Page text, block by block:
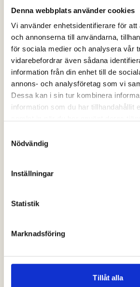
Denna webbplats använder cookies
Vi använder enhetsidentifierare för att
och annonserna till användarna,
för sociala medier och analysera vår
vidarebefordrar även sådana
information från din enhet till de
annons- och analysföretag som vi
Dessa kan i sin tur kombinera
information som du har tillhandahållit
Nödvändig
Inställningar
Statistik
Marknadsföring
Tillåt alla
Långfilen
Mer info